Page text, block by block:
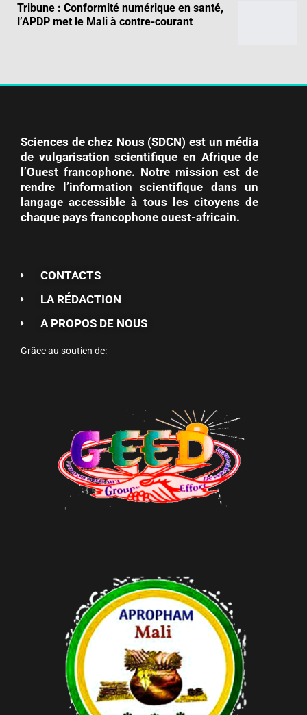
Tribune : Conformité numérique en santé,
l’APDP met le Mali à contre-courant
Sciences de chez Nous (SDCN) est un média
de vulgarisation scientifique en Afrique de
l’Ouest francophone. Notre mission est de
rendre l’information scientifique dans un
langage accessible à tous les citoyens de
chaque pays francophone ouest-africain.
CONTACTS
LA RÉDACTION
A PROPOS DE NOUS
Grâce au soutien de: